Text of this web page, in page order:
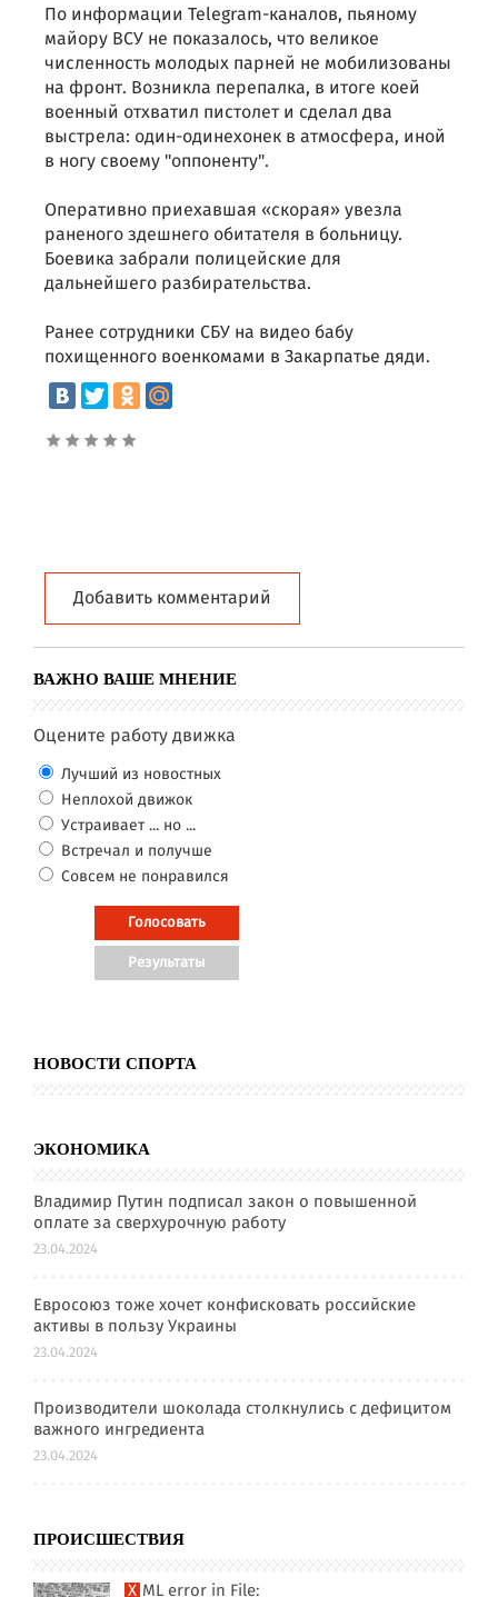
По информации Telegram-каналов, пьяному
майору ВСУ не показалось, что великое
численность молодых парней не мобилизованы
на фронт. Возникла перепалка, в итоге коей
военный отхватил пистолет и сделал два
выстрела: один-одинехонек в атмосфера, иной
в ногу своему "оппоненту".
Оперативно приехавшая «скорая» увезла
раненого здешнего обитателя в больницу.
Боевика забрали полицейские для
дальнейшего разбирательства.
Ранее сотрудники СБУ на видео бабу
похищенного военкомами в Закарпатье дяди.
Добавить комментарий
ВАЖНО ВАШЕ МНЕНИЕ
Оцените работу движка
Лучший из новостных
Неплохой движок
Устраивает ... но ...
Встречал и получше
Совсем не понравился
НОВОСТИ СПОРТА
ЭКОНОМИКА
Владимир Путин подписал закон о повышенной
оплате за сверхурочную работу
23.04.2024
Евросоюз тоже хочет конфисковать российские
активы в пользу Украины
23.04.2024
Производители шоколада столкнулись с дефицитом
важного ингредиента
23.04.2024
ПРОИСШЕСТВИЯ